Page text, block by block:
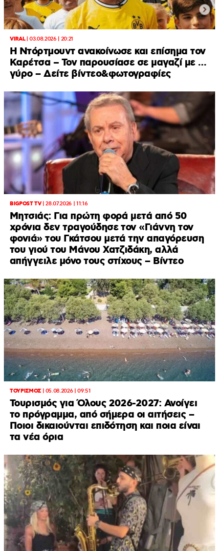
VIRAL|03.08.2026 | 20:21
Η Ντόρτμουντ ανακοίνωσε και επίσημα τον
Καρέτσα – Τον παρουσίασε σε μαγαζί με …
γύρο – Δείτε βίντεο&φωτογραφίες
BIGPOST TV|28.07.2026 | 11:16
Μητσιάς: Για πρώτη φορά μετά από 50
χρόνια δεν τραγούδησε τον «Γιάννη τον
φονιά» του Γκάτσου μετά την απαγόρευση
του γιού του Μάνου Χατζιδάκη, αλλά
απήγγειλε μόνο τους στίχους – Βίντεο
ΤΟΥΡΙΣΜΟΣ| 05.08.2026 | 09:51
Τουρισμός για Όλους 2026-2027: Ανοίγει
το πρόγραμμα, από σήμερα οι αιτήσεις –
Ποιοι δικαιούνται επιδότηση και ποια είναι
τα νέα όρια